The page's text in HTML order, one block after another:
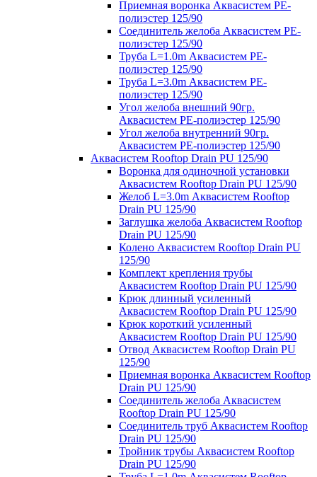
Приемная воронка Аквасистем PE-
полиэстер 125/90
Соединитель желоба Аквасистем PE-
полиэстер 125/90
Труба L=1.0m Аквасистем PE-
полиэстер 125/90
Труба L=3.0m Аквасистем PE-
полиэстер 125/90
Угол желоба внешний 90гр.
Аквасистем PE-полиэстер 125/90
Угол желоба внутренний 90гр.
Аквасистем PE-полиэстер 125/90
Аквасистем Rooftop Drain PU 125/90
Воронка для одиночной установки
Аквасистем Rooftop Drain PU 125/90
Желоб L=3.0m Аквасистем Rooftop
Drain PU 125/90
Заглушка желоба Аквасистем Rooftop
Drain PU 125/90
Колено Аквасистем Rooftop Drain PU
125/90
Комплект крепления трубы
Аквасистем Rooftop Drain PU 125/90
Крюк длинный усиленный
Аквасистем Rooftop Drain PU 125/90
Крюк короткий усиленный
Аквасистем Rooftop Drain PU 125/90
Отвод Аквасистем Rooftop Drain PU
125/90
Приемная воронка Аквасистем Rooftop
Drain PU 125/90
Соединитель желоба Аквасистем
Rooftop Drain PU 125/90
Соединитель труб Аквасистем Rooftop
Drain PU 125/90
Тройник трубы Аквасистем Rooftop
Drain PU 125/90